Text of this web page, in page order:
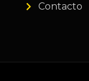
Contacto